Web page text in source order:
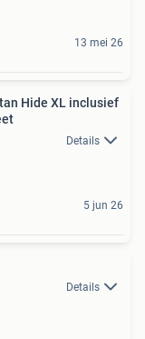
13 mei 26
Hide XL inclusief
Details
5 jun 26
Details